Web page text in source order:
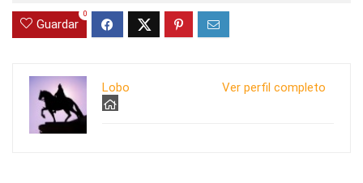
Guardar
0
Ver perfil completo
Lobo